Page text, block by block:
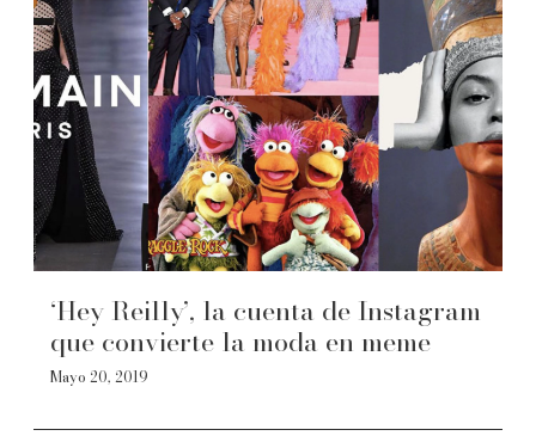
‘Hey Reilly’, la cuenta de Instagram
que convierte la moda en meme
Mayo 20, 2019